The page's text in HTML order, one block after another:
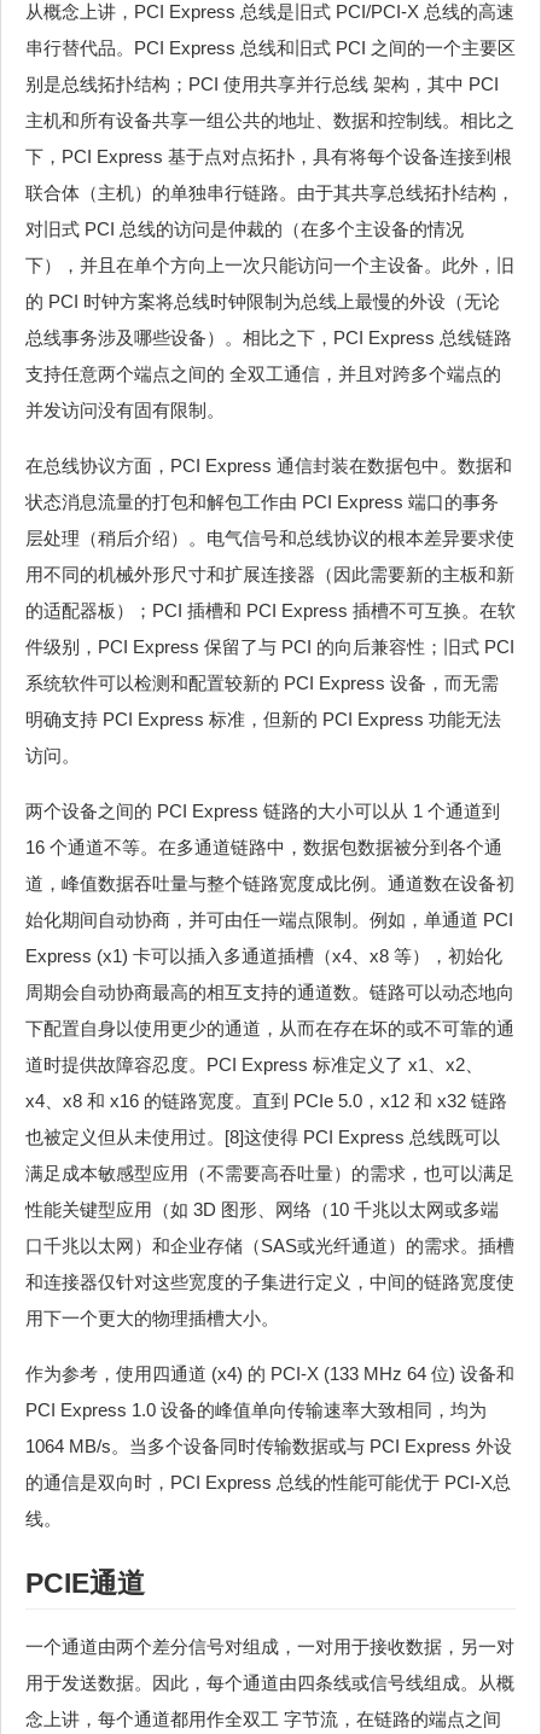
从概念上讲，PCI Express 总线是旧式 PCI/PCI-X 总线的高速
串行替代品。PCI Express 总线和旧式 PCI 之间的一个主要区
别是总线拓扑结构；PCI 使用共享并行总线 架构，其中 PCI
主机和所有设备共享一组公共的地址、数据和控制线。相比之
下，PCI Express 基于点对点拓扑，具有将每个设备连接到根
联合体（主机）的单独串行链路。由于其共享总线拓扑结构，
对旧式 PCI 总线的访问是仲裁的（在多个主设备的情况
下），并且在单个方向上一次只能访问一个主设备。此外，旧
的 PCI 时钟方案将总线时钟限制为总线上最慢的外设（无论
总线事务涉及哪些设备）。相比之下，PCI Express 总线链路
支持任意两个端点之间的 全双工通信，并且对跨多个端点的
并发访问没有固有限制。
在总线协议方面，PCI Express 通信封装在数据包中。数据和
状态消息流量的打包和解包工作由 PCI Express 端口的事务
层处理（稍后介绍）。电气信号和总线协议的根本差异要求使
用不同的机械外形尺寸和扩展连接器（因此需要新的主板和新
的适配器板）；PCI 插槽和 PCI Express 插槽不可互换。在软
件级别，PCI Express 保留了与 PCI 的向后兼容性；旧式 PCI
系统软件可以检测和配置较新的 PCI Express 设备，而无需
明确支持 PCI Express 标准，但新的 PCI Express 功能无法
访问。
两个设备之间的 PCI Express 链路的大小可以从 1 个通道到
16 个通道不等。在多通道链路中，数据包数据被分到各个通
道，峰值数据吞吐量与整个链路宽度成比例。通道数在设备初
始化期间自动协商，并可由任一端点限制。例如，单通道 PCI
Express (x1) 卡可以插入多通道插槽（x4、x8 等），初始化
周期会自动协商最高的相互支持的通道数。链路可以动态地向
下配置自身以使用更少的通道，从而在存在坏的或不可靠的通
道时提供故障容忍度。PCI Express 标准定义了 x1、x2、
x4、x8 和 x16 的链路宽度。直到 PCIe 5.0，x12 和 x32 链路
也被定义但从未使用过。[8]这使得 PCI Express 总线既可以
满足成本敏感型应用（不需要高吞吐量）的需求，也可以满足
性能关键型应用（如 3D 图形、网络（10 千兆以太网或多端
口千兆以太网）和企业存储（SAS或光纤通道）的需求。插槽
和连接器仅针对这些宽度的子集进行定义，中间的链路宽度使
用下一个更大的物理插槽大小。
作为参考，使用四通道 (x4) 的 PCI-X (133 MHz 64 位) 设备和
PCI Express 1.0 设备的峰值单向传输速率大致相同，均为
1064 MB/s。当多个设备同时传输数据或与 PCI Express 外设
的通信是双向时，PCI Express 总线的性能可能优于 PCI-X总
线。
PCIE通道
一个通道由两个差分信号对组成，一对用于接收数据，另一对
用于发送数据。因此，每个通道由四条线或信号线组成。从概
念上讲，每个通道都用作全双工 字节流，在链路的端点之间